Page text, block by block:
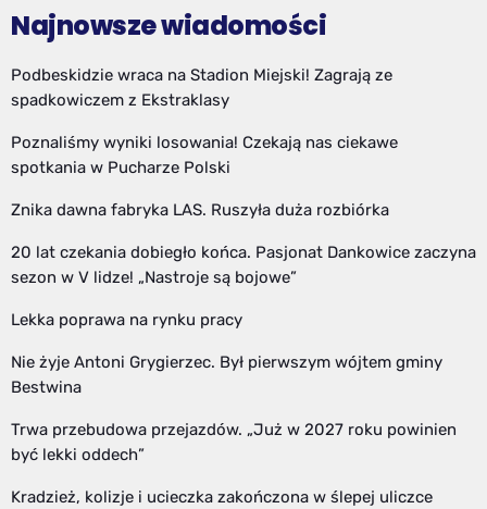
Najnowsze wiadomości
Podbeskidzie wraca na Stadion Miejski! Zagrają ze
spadkowiczem z Ekstraklasy
Poznaliśmy wyniki losowania! Czekają nas ciekawe
spotkania w Pucharze Polski
Znika dawna fabryka LAS. Ruszyła duża rozbiórka
20 lat czekania dobiegło końca. Pasjonat Dankowice zaczyna
sezon w V lidze! „Nastroje są bojowe”
Lekka poprawa na rynku pracy
Nie żyje Antoni Grygierzec. Był pierwszym wójtem gminy
Bestwina
Trwa przebudowa przejazdów. „Już w 2027 roku powinien
być lekki oddech”
Kradzież, kolizje i ucieczka zakończona w ślepej uliczce